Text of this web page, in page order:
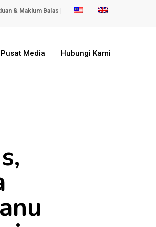
& Maklum Balas |
Pusat Media Hubungi Kami